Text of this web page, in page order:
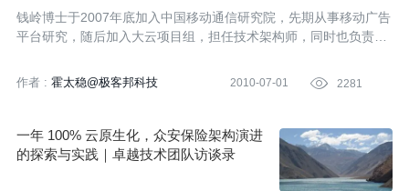
钱岭博士于2007年底加入中国移动通信研究院，先期从事移动广告
平台研究，随后加入大云项目组，担任技术架构师，同时也负责子
大会上，中国移动发布了大云1.0版本，获得业界的关注。近日Info
Q中文站编辑有幸就中国移动研发的大云项目和钱岭进行了沟通，
安全问题等。
作者 : 霍太稳@极客邦科技 2010-07-01  2281
一年 100% 云原生化，众安保险架构演进
的探索与实践｜卓越技术团队访谈录